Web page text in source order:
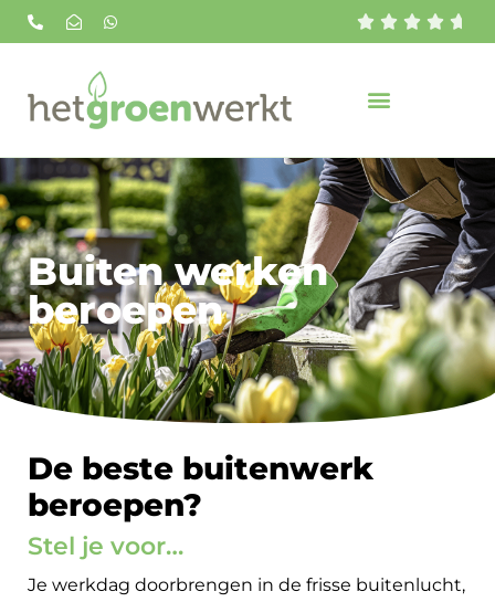
    
Buiten werken
beroepen
De beste buitenwerk
beroepen?
Stel je voor…
Je werkdag doorbrengen in de frisse buitenlucht,